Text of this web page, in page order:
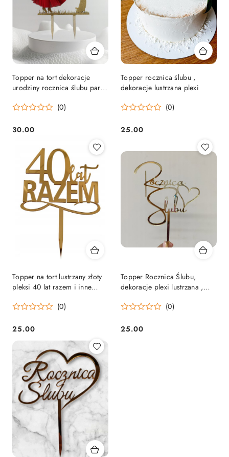
Topper na tort dekoracje
urodziny rocznica ślubu para
(0)
Cena:
30.00
Topper rocznica ślubu ,
dekoracje lustrzana plexi
(0)
Cena:
25.00
Topper na tort lustrzany złoty
pleksi 40 lat razem i inne
(0)
Cena:
25.00
Topper Rocznica Ślubu,
dekoracje plexi lustrzana ,
(0)
Cena:
25.00